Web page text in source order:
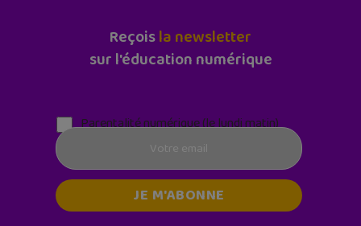
Reçoisla newsletter
sur l'éducation numérique
Parentalité numérique (le lundi matin)